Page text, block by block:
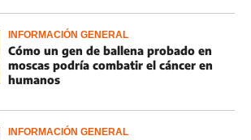
INFORMACIÓN GENERAL
Cómo un gen de ballena probado en
moscas podría combatir el cáncer en
humanos
INFORMACIÓN GENERAL